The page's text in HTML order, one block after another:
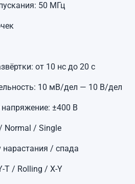
50 МГц
от 10 нс до 20 с
10 мВ/дел — 10 В/дел
±400 В
Normal / Single
нарастания / спада
T / Rolling / X-Y